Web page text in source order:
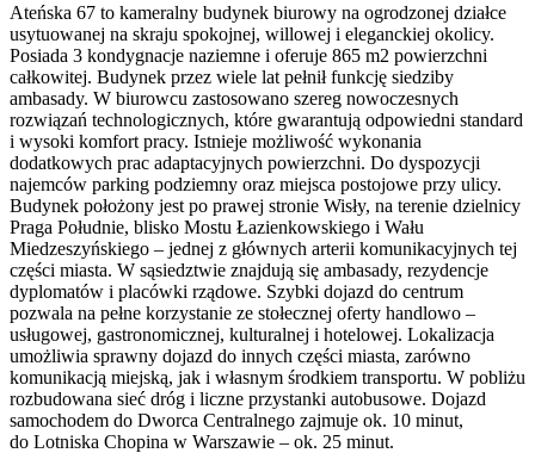
Ateńska 67 to kameralny budynek biurowy na ogrodzonej działce
usytuowanej na skraju spokojnej, willowej i eleganckiej okolicy.
Posiada 3 kondygnacje naziemne i oferuje 865 m2 powierzchni
całkowitej. Budynek przez wiele lat pełnił funkcję siedziby
ambasady. W biurowcu zastosowano szereg nowoczesnych
rozwiązań technologicznych, które gwarantują odpowiedni standard
i wysoki komfort pracy. Istnieje możliwość wykonania
dodatkowych prac adaptacyjnych powierzchni. Do dyspozycji
najemców parking podziemny oraz miejsca postojowe przy ulicy.
Budynek położony jest po prawej stronie Wisły, na terenie dzielnicy
Praga Południe, blisko Mostu Łazienkowskiego i Wału
Miedzeszyńskiego – jednej z głównych arterii komunikacyjnych tej
części miasta. W sąsiedztwie znajdują się ambasady, rezydencje
dyplomatów i placówki rządowe. Szybki dojazd do centrum
pozwala na pełne korzystanie ze stołecznej oferty handlowo –
usługowej, gastronomicznej, kulturalnej i hotelowej. Lokalizacja
umożliwia sprawny dojazd do innych części miasta, zarówno
komunikacją miejską, jak i własnym środkiem transportu. W pobliżu
rozbudowana sieć dróg i liczne przystanki autobusowe. Dojazd
samochodem do Dworca Centralnego zajmuje ok. 10 minut,
do Lotniska Chopina w Warszawie – ok. 25 minut.